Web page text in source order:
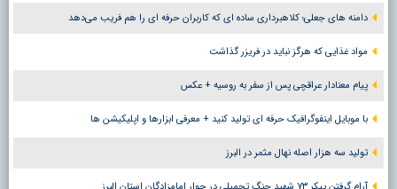
دامنه های جعلی؛ کلاهبرداری ساده ای که کاربران حرفه ای را هم فریب می‌دهد
مواد غذایی که هرگز نباید در فریزر گذاشت
پیام معنادار عراقچی پس از سفر به روسیه + عکس
با موبایل اینفوگرافیک حرفه ای تولید کنید + معرفی ابزارها و اپلیکیشن ها
تولید سه هزار اصله نهال مثمر در البرز